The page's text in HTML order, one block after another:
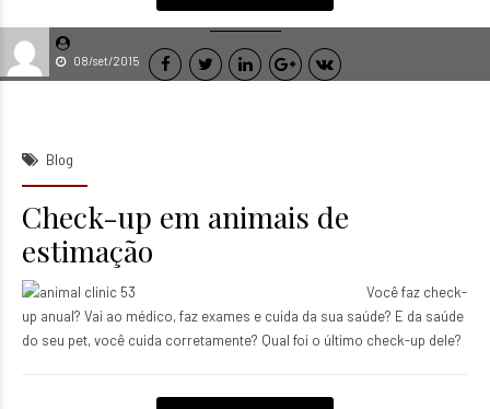
08/set/2015
Blog
Check-up em animais de
estimação
Você faz check-
up anual? Vai ao médico, faz exames e cuida da sua saúde? E da saúde
do seu pet, você cuida corretamente? Qual foi o último check-up dele?